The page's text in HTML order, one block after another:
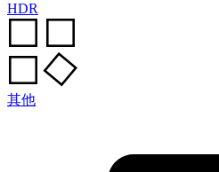
HDR
其他